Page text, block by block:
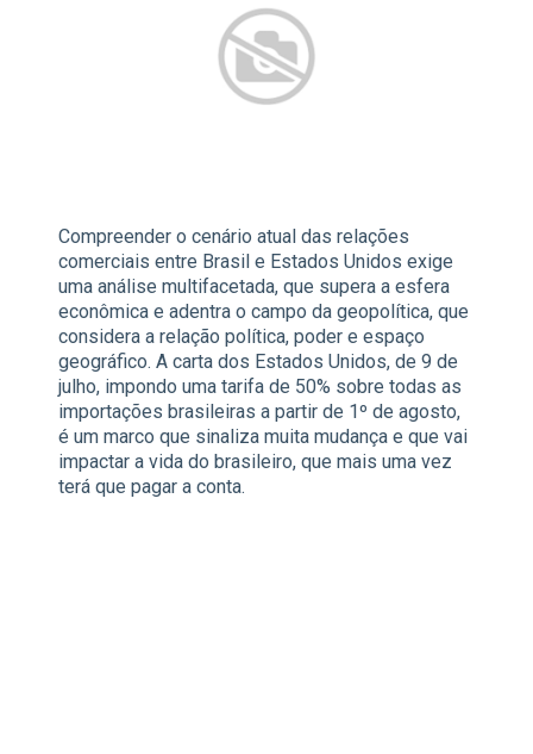
Compreender o cenário atual das relações
comerciais entre Brasil e Estados Unidos exige
uma análise multifacetada, que supera a esfera
econômica e adentra o campo da geopolítica, que
considera a relação política, poder e espaço
geográfico. A carta dos Estados Unidos, de 9 de
julho, impondo uma tarifa de 50% sobre todas as
importações brasileiras a partir de 1º de agosto,
é um marco que sinaliza muita mudança e que vai
impactar a vida do brasileiro, que mais uma vez
terá que pagar a conta.